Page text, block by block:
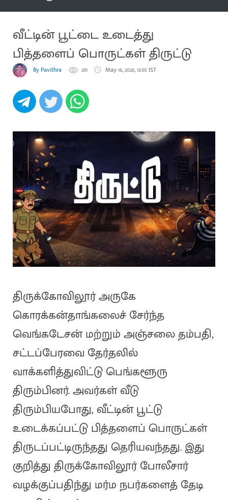
வீட்டின் பூட்டை உடைத்து
பித்தளைப் பொருட்கள் திருட்டு
By Pavithra 291 May 16, 2026, 13:05 IST
திருக்கோவிலூர் அருகே
கொரக்கன்தாங்கலைச் சேர்ந்த
வெங்கடேசன் மற்றும் அஞ்சலை தம்பதி,
சட்டப்பேரவை தேர்தலில்
வாக்களித்துவிட்டு பெங்களூரு
திரும்பினர். அவர்கள் வீடு
திரும்பியபோது, வீட்டின் பூட்டு
உடைக்கப்பட்டு பித்தளைப் பொருட்கள்
திருடப்பட்டிருந்தது தெரியவந்தது. இது
குறித்து திருக்கோவிலூர் போலீசார்
வழக்குப்பதிந்து மர்ம நபர்களைத் தேடி